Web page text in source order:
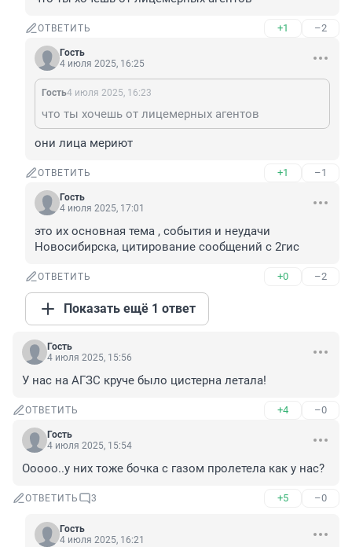
ОТВЕТИТЬ +1 –2
Гость
4 июля 2025, 16:25
Гость4 июля 2025, 16:23
что ты хочешь от лицемерных агентов
они лица мериют
ОТВЕТИТЬ +1 –1
Гость
4 июля 2025, 17:01
это их основная тема , события и неудачи
Новосибирска, цитирование сообщений с 2гис
ОТВЕТИТЬ +0 –2
Показать ещё 1 ответ
Гость
4 июля 2025, 15:56
У нас на АГЗС круче было цистерна летала!
ОТВЕТИТЬ +4 –0
Гость
4 июля 2025, 15:54
Ооооо..у них тоже бочка с газом пролетела как у нас?
ОТВЕТИТЬ 3 +5 –0
Гость
4 июля 2025, 16:21